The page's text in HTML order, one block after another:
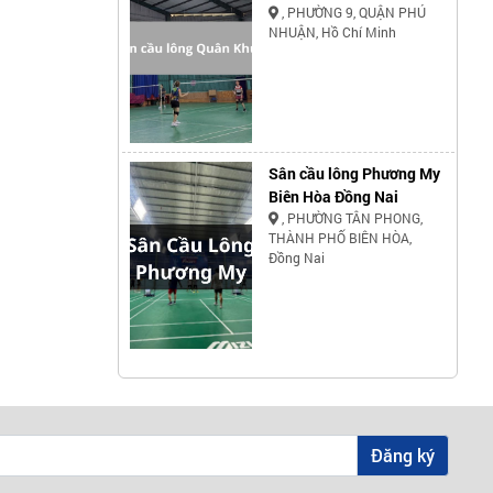
, PHƯỜNG 9, QUẬN PHÚ
NHUẬN, Hồ Chí Minh
Sân cầu lông Phương My
Biên Hòa Đồng Nai
, PHƯỜNG TÂN PHONG,
THÀNH PHỐ BIÊN HÒA,
Đồng Nai
Đăng ký